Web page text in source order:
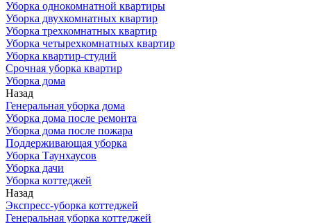
Уборка однокомнатной квартиры
Уборка двухкомнатных квартир
Уборка трехкомнатных квартир
Уборка четырехкомнатных квартир
Уборка квартир-студий
Срочная уборка квартир
Уборка дома
Назад
Генеральная уборка дома
Уборка дома после ремонта
Уборка дома после пожара
Поддерживающая уборка
Уборка Таунхаусов
Уборка дачи
Уборка коттеджей
Назад
Экспресс-уборка коттеджей
Генеральная уборка коттеджей